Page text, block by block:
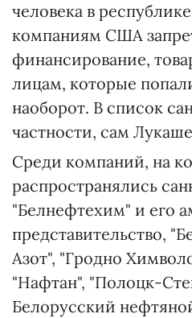
человека в
компаниям США
финансирование,
лицам, которые
наоборот. В список
частности, сам
Среди компаний, на
распространялись
"Белнефтехим" и его
представительство,
Азот", "Гродно
"Нафтан", "Полоцк-
Белорусский